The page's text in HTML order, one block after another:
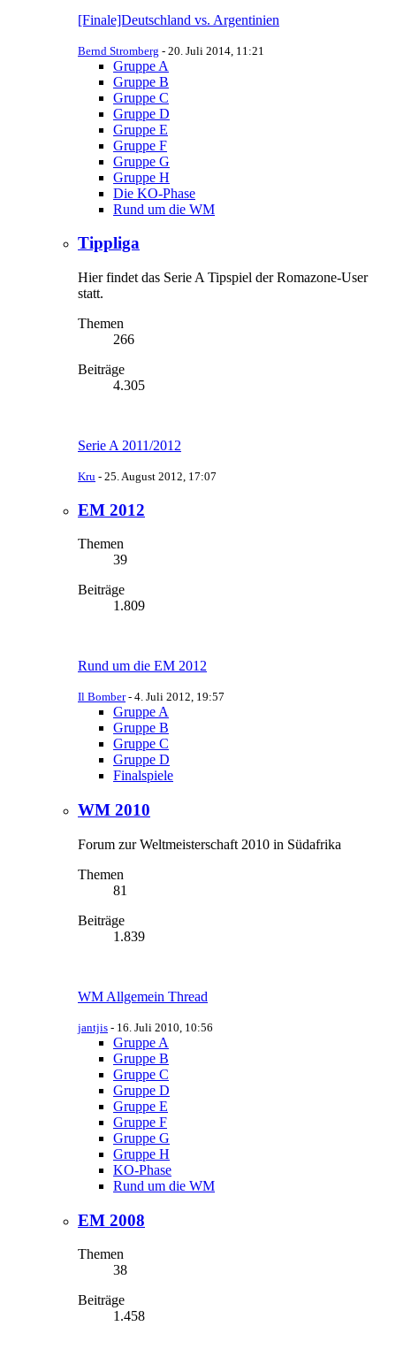
[Finale]Deutschland vs. Argentinien
Bernd Stromberg - 20. Juli 2014, 11:21
Gruppe A
Gruppe B
Gruppe C
Gruppe D
Gruppe E
Gruppe F
Gruppe G
Gruppe H
Die KO-Phase
Rund um die WM
Tippliga
Hier findet das Serie A Tipspiel der Romazone-User
statt.
Themen
266
Beiträge
4.305
Serie A 2011/2012
Kru - 25. August 2012, 17:07
EM 2012
Themen
39
Beiträge
1.809
Rund um die EM 2012
Il Bomber- 4. Juli 2012, 19:57
Gruppe A
Gruppe B
Gruppe C
Gruppe D
Finalspiele
WM 2010
Forum zur Weltmeisterschaft 2010 in Südafrika
Themen
81
Beiträge
1.839
WM Allgemein Thread
jantjis - 16. Juli 2010, 10:56
Gruppe A
Gruppe B
Gruppe C
Gruppe D
Gruppe E
Gruppe F
Gruppe G
Gruppe H
KO-Phase
Rund um die WM
EM 2008
Themen
38
Beiträge
1.458